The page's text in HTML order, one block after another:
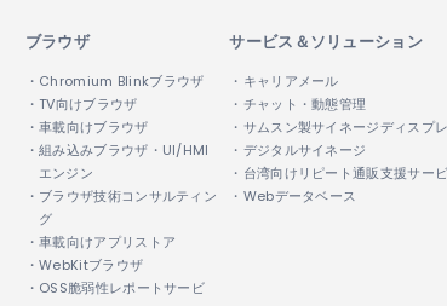
ブラウザ
・Chromium Blinkブラウザ
・TV向けブラウザ
・車載向けブラウザ
・組み込みブラウザ・UI/HMI
エンジン
・ブラウザ技術コンサルティン
グ
・車載向けアプリストア
・WebKitブラウザ
・OSS脆弱性レポートサービ
サービス＆ソリューション
・キャリアメール
・チャット・動態管理
・サムスン製サイネージディスプ
・デジタルサイネージ
・台湾向けリピート通販支援サー
・Webデータベース